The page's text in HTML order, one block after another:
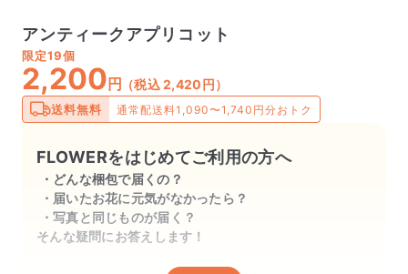
アンティークアプリコット
限定19個
2,200 円 （税込 2,420円）
送料無料 通常配送料1,090〜1,740円分おトク
FLOWERをはじめてご利用の方へ
どんな梱包で届くの？
届いたお花に元気がなかったら？
写真と同じものが届く？
そんな疑問にお答えします！